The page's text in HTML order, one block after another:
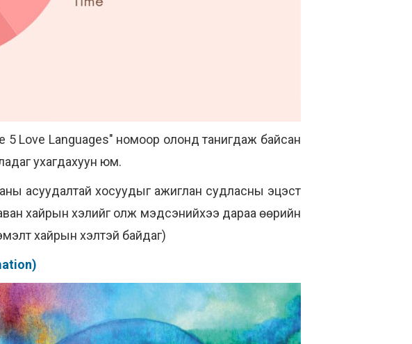
5 Love Languages" номоор олонд танигдаж байсан
ухагдахуун юм.
асуудалтай хосуудыг ажиглан судласны эцэст
хайрын хэлийг олж мэдсэнийхээ дараа өөрийн
хайрын хэлтэй байдаг)